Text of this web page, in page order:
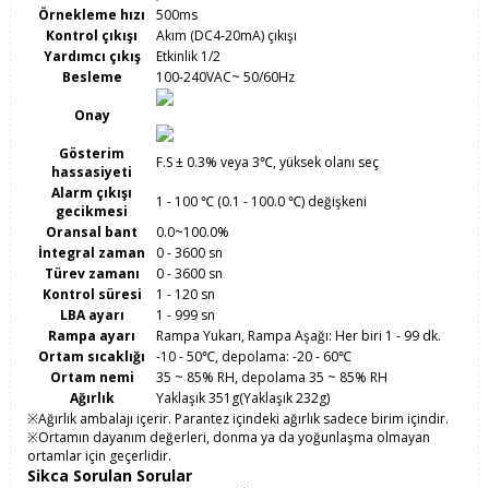
Örnekleme hızı
500ms
Kontrol çıkışı
Akım (DC4-20mA) çıkışı
Yardımcı çıkış
Etkinlik 1/2
Besleme
100-240VAC~ 50/60Hz
Onay
Gösterim
hassasiyeti
F.S ± 0.3% veya 3℃, yüksek olanı seç
Alarm çıkışı
gecikmesi
1 - 100 ℃ (0.1 - 100.0 ℃) değişkeni
Oransal bant
0.0~100.0%
İntegral zaman
0 - 3600 sn
Türev zamanı
0 - 3600 sn
Kontrol süresi
1 - 120 sn
LBA ayarı
1 - 999 sn
Rampa ayarı
Rampa Yukarı, Rampa Aşağı: Her biri 1 - 99 dk.
Ortam sıcaklığı
-10 - 50℃, depolama: -20 - 60℃
Ortam nemi
35 ~ 85% RH, depolama 35 ~ 85% RH
Ağırlık
Yaklaşık 351g(Yaklaşık 232g)
※Ağırlık ambalajı içerir. Parantez içindeki ağırlık sadece birim içindir.
※Ortamın dayanım değerleri, donma ya da yoğunlaşma olmayan
ortamlar için geçerlidir.
Sikca Sorulan Sorular